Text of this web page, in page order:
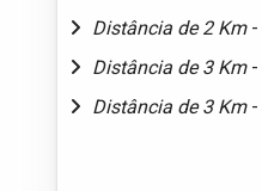
Distância de 2 Km -
Distância de 3 Km -
Distância de 3 Km -